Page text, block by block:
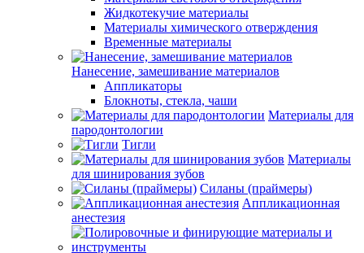
Жидкотекучие материалы
Материалы химического отверждения
Временные материалы
Нанесение, замешивание материалов
Аппликаторы
Блокноты, стекла, чаши
Материалы для
пародонтологии
Тигли
Материалы
для шинирования зубов
Силаны (праймеры)
Аппликационная
анестезия